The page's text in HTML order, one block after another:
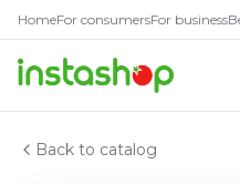
HomeFor consumersFor business
Back to catalog
Главная
Каталог
Наборы подарочные,
ПН GILLETTE FUSION